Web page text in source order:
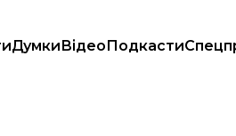
ДумкиВідеоПодкасти
— Член Ради НБУ